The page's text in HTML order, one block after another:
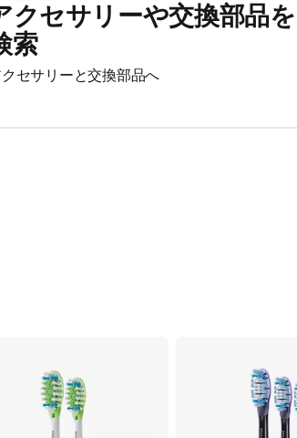
クセサリーや交換部品を
索
セサリーと交換部品へ